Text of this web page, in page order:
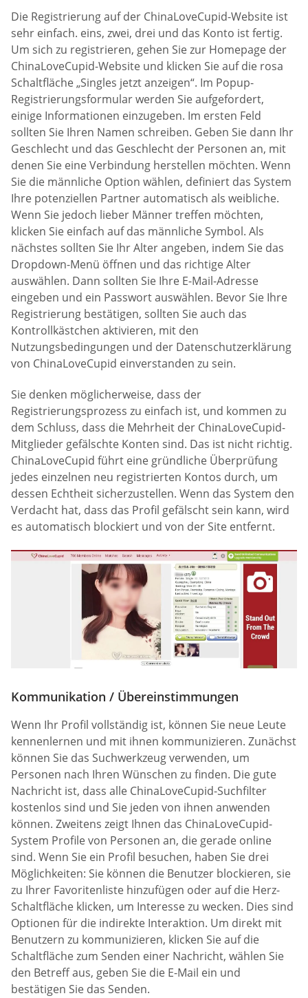
Die Registrierung auf der ChinaLoveCupid-Website ist
sehr einfach. eins, zwei, drei und das Konto ist fertig.
Um sich zu registrieren, gehen Sie zur Homepage der
ChinaLoveCupid-Website und klicken Sie auf die rosa
Schaltfläche „Singles jetzt anzeigen“. Im Popup-
Registrierungsformular werden Sie aufgefordert,
einige Informationen einzugeben. Im ersten Feld
sollten Sie Ihren Namen schreiben. Geben Sie dann Ihr
Geschlecht und das Geschlecht der Personen an, mit
denen Sie eine Verbindung herstellen möchten. Wenn
Sie die männliche Option wählen, definiert das System
Ihre potenziellen Partner automatisch als weibliche.
Wenn Sie jedoch lieber Männer treffen möchten,
klicken Sie einfach auf das männliche Symbol. Als
nächstes sollten Sie Ihr Alter angeben, indem Sie das
Dropdown-Menü öffnen und das richtige Alter
auswählen. Dann sollten Sie Ihre E-Mail-Adresse
eingeben und ein Passwort auswählen. Bevor Sie Ihre
Registrierung bestätigen, sollten Sie auch das
Kontrollkästchen aktivieren, mit den
Nutzungsbedingungen und der Datenschutzerklärung
von ChinaLoveCupid einverstanden zu sein.
Sie denken möglicherweise, dass der
Registrierungsprozess zu einfach ist, und kommen zu
dem Schluss, dass die Mehrheit der ChinaLoveCupid-
Mitglieder gefälschte Konten sind. Das ist nicht richtig.
ChinaLoveCupid führt eine gründliche Überprüfung
jedes einzelnen neu registrierten Kontos durch, um
dessen Echtheit sicherzustellen. Wenn das System den
Verdacht hat, dass das Profil gefälscht sein kann, wird
es automatisch blockiert und von der Site entfernt.
Kommunikation / Übereinstimmungen
Wenn Ihr Profil vollständig ist, können Sie neue Leute
kennenlernen und mit ihnen kommunizieren. Zunächst
können Sie das Suchwerkzeug verwenden, um
Personen nach Ihren Wünschen zu finden. Die gute
Nachricht ist, dass alle ChinaLoveCupid-Suchfilter
kostenlos sind und Sie jeden von ihnen anwenden
können. Zweitens zeigt Ihnen das ChinaLoveCupid-
System Profile von Personen an, die gerade online
sind. Wenn Sie ein Profil besuchen, haben Sie drei
Möglichkeiten: Sie können die Benutzer blockieren, sie
zu Ihrer Favoritenliste hinzufügen oder auf die Herz-
Schaltfläche klicken, um Interesse zu wecken. Dies sind
Optionen für die indirekte Interaktion. Um direkt mit
Benutzern zu kommunizieren, klicken Sie auf die
Schaltfläche zum Senden einer Nachricht, wählen Sie
den Betreff aus, geben Sie die E-Mail ein und
bestätigen Sie das Senden.